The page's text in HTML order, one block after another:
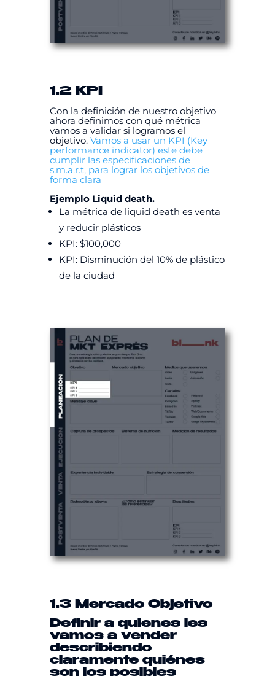
1.2 KPI
Con la definición de nuestro objetivo
ahora definimos con qué métrica
vamos a validar si logramos el
objetivo. Vamos a usar un KPI (Key
performance indicator) este debe
cumplir las especificaciones de
s.m.a.r.t, para lograr los objetivos de
forma clara
Ejemplo Liquid death.
La métrica de liquid death es venta
y reducir plásticos
KPI: $100,000
KPI: Disminución del 10% de plástico
de la ciudad
1.3 Mercado Objetivo
Definir a quienes les
vamos a vender
describiendo
claramente quiénes
son los posibles